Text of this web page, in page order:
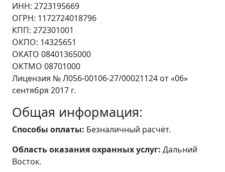
ИНН: 2723195669
ОГРН: 1172724018796
КПП: 272301001
ОКПО: 14325651
ОКАТО 08401365000
ОКТМО 08701000
Лицензия № Л056-00106-27/00021124 от «06»
сентября 2017 г.
Общая информация:
Способы оплаты: Безналичный расчёт.
Область оказания охранных услуг: Дальний
Восток.